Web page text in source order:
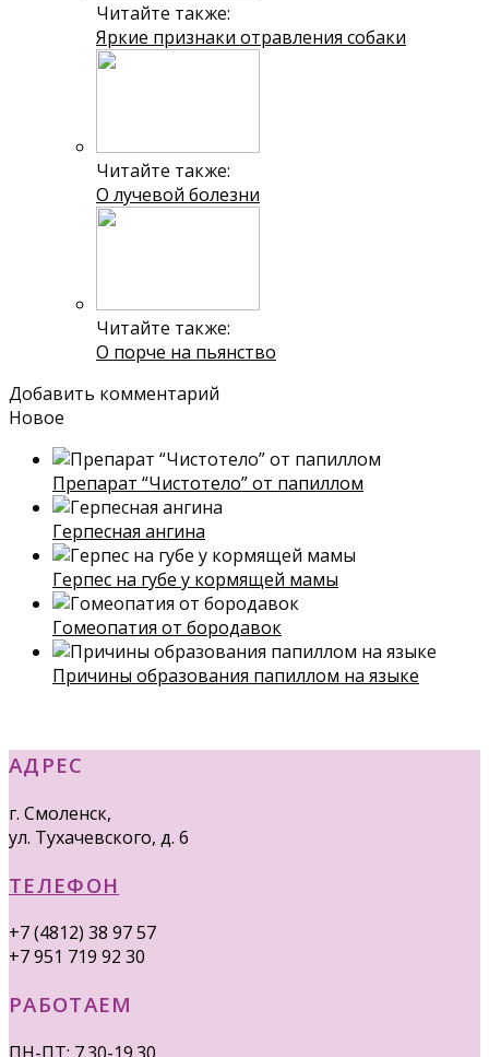
Читайте также:
Яркие признаки отравления собаки
Читайте также:
О лучевой болезни
Читайте также:
О порче на пьянство
Добавить комментарий
Новое
Препарат “Чистотело” от папиллом
Герпесная ангина
Герпес на губе у кормящей мамы
Гомеопатия от бородавок
Причины образования папиллом на языке
АДРЕС
г. Смоленск,
ул. Тухачевского, д. 6
ТЕЛЕФОН
+7 (4812) 38 97 57
+7 951 719 92 30
РАБОТАЕМ